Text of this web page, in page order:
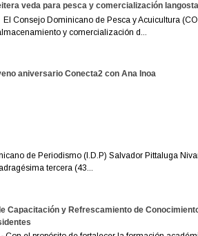
veda para pesca y comercialización
Consejo Dominicano de Pesca y Acuicultura
y comercialización d...
aniversario Conecta2 con Ana Inoa
de Periodismo (I.D.P) Salvador Pittaluga
tercera (43...
Capacitación y Refrescamiento de